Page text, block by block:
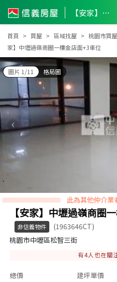
【安家】中壢過嶺商圈一樓金店面+3車位
【安家】
首頁 買屋 區域找屋 桃園市買屋
家】中壢過嶺商圈一樓金店面+3車位
圖片 1/11 格局圖
此為其他仲介業
【安家】中壢過嶺商圈
非信義物件
(1963646CT)
桃園市中壢區松智三街
有4人也在關
總價 建坪單價